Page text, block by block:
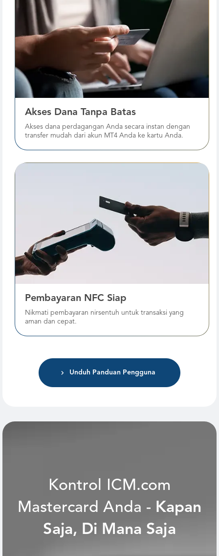
Akses Dana Tanpa Batas
Akses dana perdagangan Anda secara instan dengan
transfer mudah dari akun MT4 Anda ke kartu Anda.
Pembayaran NFC Siap
Nikmati pembayaran nirsentuh untuk transaksi yang
aman dan cepat.
Unduh Panduan Pengguna
Kontrol ICM.com
Mastercard Anda - Kapan
Saja, Di Mana Saja